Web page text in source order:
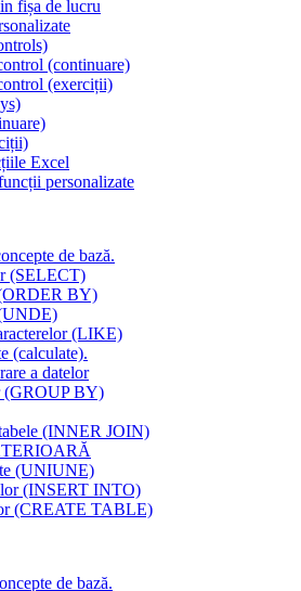
fișa de lucru
(continuare)
(exerciții)
Excel
personalizate
de bază.
(SELECT)
BY)
(LIKE)
(calculate).
a datelor
(GROUP BY)
(INNER JOIN)
(UNIUNE)
(INSERT INTO)
(CREATE TABLE)
de bază.